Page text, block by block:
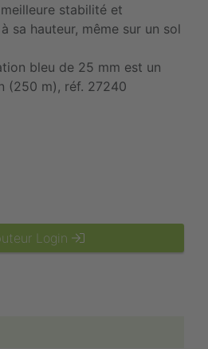
stabilité et
sa hauteur, même sur un sol
bleu de 25 mm est un
(250 m), réf. 27240
Login